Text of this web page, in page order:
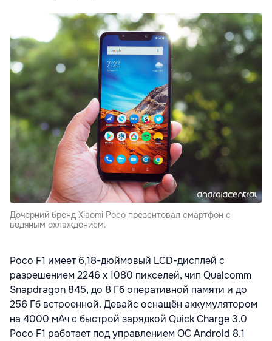
Дочерний бренд Xiaomi Poco презентовал смартфон с
водяным охлаждением.
Poco F1 имеет 6,18-дюймовый LCD-дисплей с
разрешением 2246 x 1080 пикселей, чип Qualcomm
Snapdragon 845, до 8 Гб оперативной памяти и до
256 Гб встроенной. Девайс оснащён аккумулятором
на 4000 мАч с быстрой зарядкой Quick Charge 3.0
Poco F1 работает под управлением ОС Android 8.1